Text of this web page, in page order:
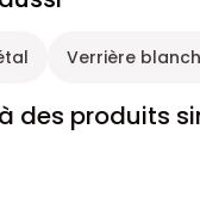
Verrière
des produits